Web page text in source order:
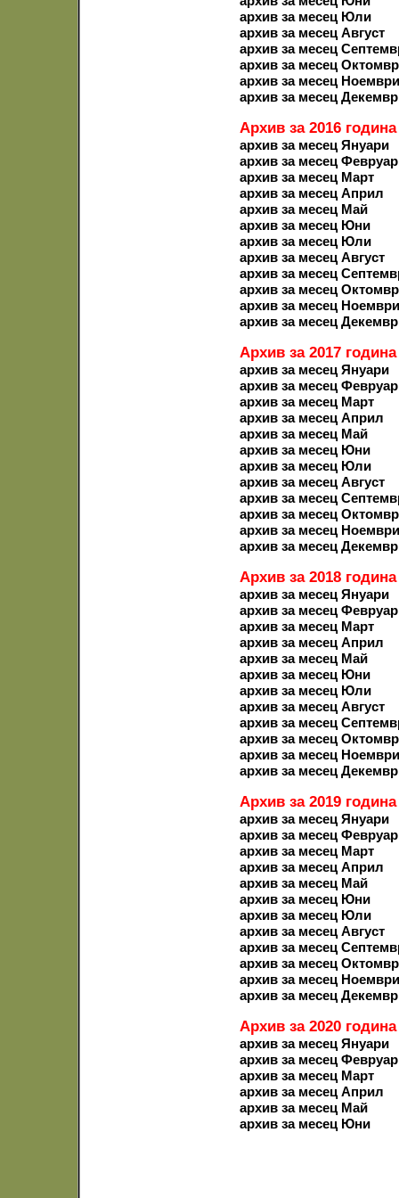
архив за месец Юли
архив за месец Август
архив за месец
архив за месец
архив за месец Ноември
архив за месец
Архив за 2016 година
архив за месец Януари
архив за месец
архив за месец Март
архив за месец Април
архив за месец Май
архив за месец Юни
архив за месец Юли
архив за месец Август
архив за месец
архив за месец
архив за месец Ноември
архив за месец
Архив за 2017 година
архив за месец Януари
архив за месец
архив за месец Март
архив за месец Април
архив за месец Май
архив за месец Юни
архив за месец Юли
архив за месец Август
архив за месец
архив за месец
архив за месец Ноември
архив за месец
Архив за 2018 година
архив за месец Януари
архив за месец
архив за месец Март
архив за месец Април
архив за месец Май
архив за месец Юни
архив за месец Юли
архив за месец Август
архив за месец
архив за месец
архив за месец Ноември
архив за месец
Архив за 2019 година
архив за месец Януари
архив за месец
архив за месец Март
архив за месец Април
архив за месец Май
архив за месец Юни
архив за месец Юли
архив за месец Август
архив за месец
архив за месец
архив за месец Ноември
архив за месец
Архив за 2020 година
архив за месец Януари
архив за месец
архив за месец Март
архив за месец Април
архив за месец Май
архив за месец Юни